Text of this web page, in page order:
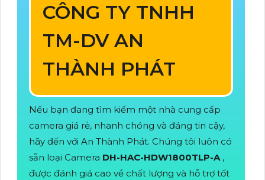
CÔNG TY TNHH
TM-DV AN
THÀNH PHÁT
Nếu bạn đang tìm kiếm một nhà cung cấp
camera giá rẻ, nhanh chóng và đáng tin cậy,
hãy đến với An Thành Phát. Chúng tôi luôn có
sẵn loại Camera DH-HAC-HDW1800TLP-A ,
được đánh giá cao về chất lượng và hỗ trợ tốt